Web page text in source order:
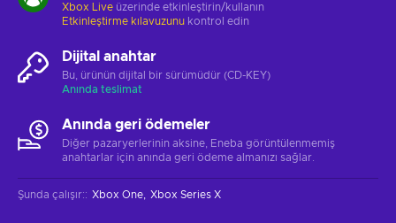
Xbox Live üzerinde etkinleştirin/kullanın
Etkinleştirme kılavuzunu kontrol edin
Dijital anahtar
Bu, ürünün dijital bir sürümüdür (CD-KEY)
Anında teslimat
Anında geri ödemeler
Diğer pazaryerlerinin aksine, Eneba görüntülenmemiş
anahtarlar için anında geri ödeme almanızı sağlar.
Şunda çalışır:: Xbox One Xbox Series X